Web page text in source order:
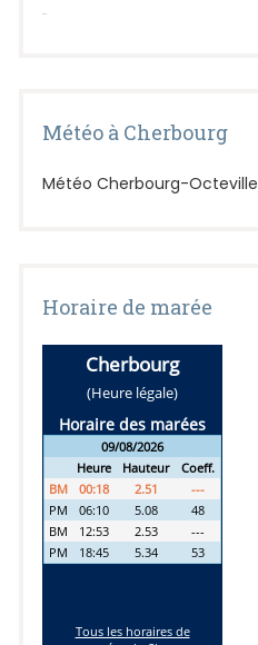
Météo à Cherbourg
Météo Cherbourg-Octeville
Horaire de marée